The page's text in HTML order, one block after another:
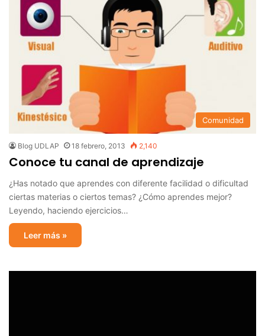
Comunidad
Blog UDLAP 18 febrero, 2013 2,140
Conoce tu canal de aprendizaje
¿Has notado que aprendes con diferente facilidad o dificultad
ciertas materias o ciertos temas? ¿Cómo aprendes mejor?
Leyendo, haciendo ejercicios…
Leer más »